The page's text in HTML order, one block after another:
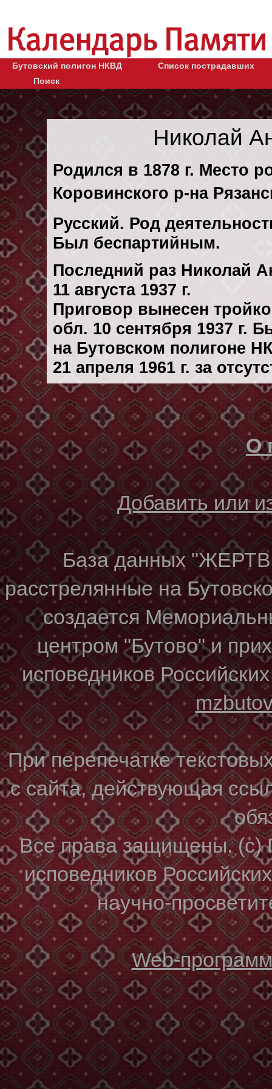
Бутовский полигон НКВД
Список пострадавших
Поиск
Николай
Родился в 1878 г. Место
Коровинского р-на
Русский. Род
Был беспартийным.
Последний раз Николай
11 августа 1937 г.
Приговор вынесен
обл. 10 сентября 1937 г.
на Бутовском полигоне
21 апреля 1961 г. за
О
Добавить или
База данных
расстрелянные на
создается
центром "Бутово" и
исповедников
При перепечатке
с сайта, действующая
Все права защищены. (с)
исповедников
научно-
Web-